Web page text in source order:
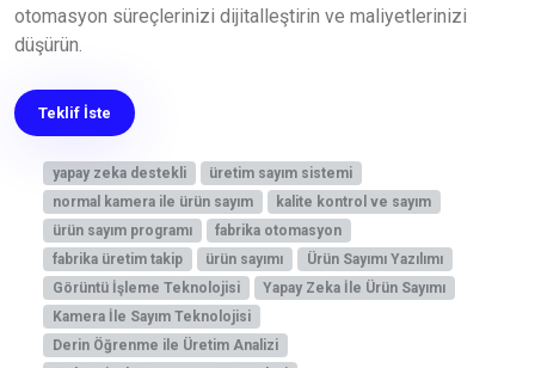
otomasyon süreçlerinizi dijitalleştirin ve maliyetlerinizi
düşürün.
Teklif İste
yapay zeka destekli
üretim sayım sistemi
normal kamera ile ürün sayım
kalite kontrol ve sayım
ürün sayım programı
fabrika otomasyon
fabrika üretim takip
ürün sayımı
Ürün Sayımı Yazılımı
Görüntü İşleme Teknolojisi
Yapay Zeka İle Ürün Sayımı
Kamera İle Sayım Teknolojisi
Derin Öğrenme ile Üretim Analizi